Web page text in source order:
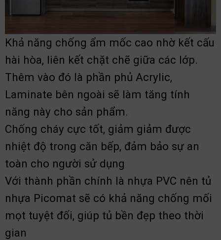
Khả năng chống ẩm mốc cao nhờ kết cấu
hài hòa, liên kết chặt chẽ giữa các lớp.
Thêm vào đó là phần phủ Acrylic,
Laminate bên ngoài sẽ làm tăng tính
năng này cho sản phẩm.
Chống cháy cực tốt, giảm giảm được
nhiệt độ trong căn bếp, đảm bảo sự an
toàn cho người sử dụng
Với thành phần chính là nhựa PVC nên tủ
nhựa Picomat sẽ có khả năng chống mối
mọt tuyệt đối, giúp tủ bền đẹp theo thời
gian